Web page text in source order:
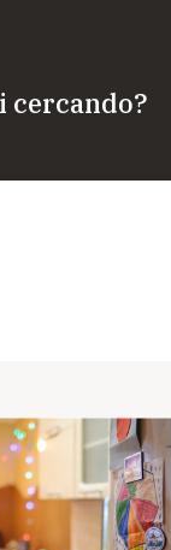
cercando?